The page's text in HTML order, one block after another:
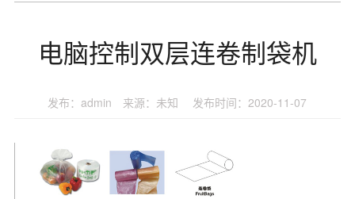
电脑控制双层连卷制袋机
发布：admin 来源：未知 发布时间：2020-11-07